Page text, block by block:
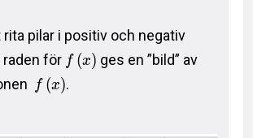
rita pilar i positiv och negativ
raden för f (x) ges en ”bild” av
f (x).